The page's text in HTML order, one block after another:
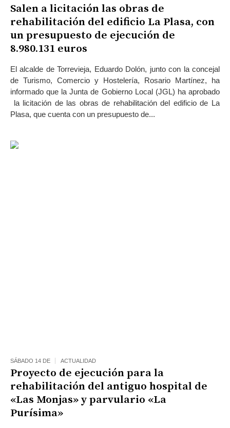
Salen a licitación las obras de
rehabilitación del edificio La Plasa, con
un presupuesto de ejecución de
8.980.131 euros
El alcalde de Torrevieja, Eduardo Dolón, junto con la concejal
de Turismo, Comercio y Hostelería, Rosario Martínez, ha
informado que la Junta de Gobierno Local (JGL) ha aprobado
la licitación de las obras de rehabilitación del edificio de La
Plasa, que cuenta con un presupuesto de...
SÁBADO 14 DE ACTUALIDAD
Proyecto de ejecución para la
rehabilitación del antiguo hospital de
«Las Monjas» y parvulario «La
Purísima»